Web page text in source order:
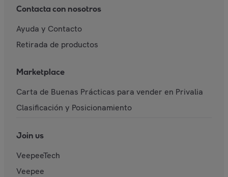
Contacta con nosotros
Ayuda y Contacto
Retirada de productos
Marketplace
Carta de Buenas Prácticas para vender en Privalia
Clasificación y Posicionamiento
Join us
VeepeeTech
Veepee